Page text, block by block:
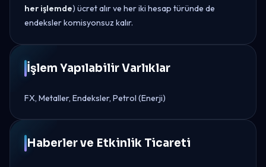
her işlemde) ücret alır ve her iki hesap türünde de
endeksler komisyonsuz kalır.
İşlem Yapılabilir Varlıklar
FX, Metaller, Endeksler, Petrol (Enerji)
Haberler ve Etkinlik Ticareti